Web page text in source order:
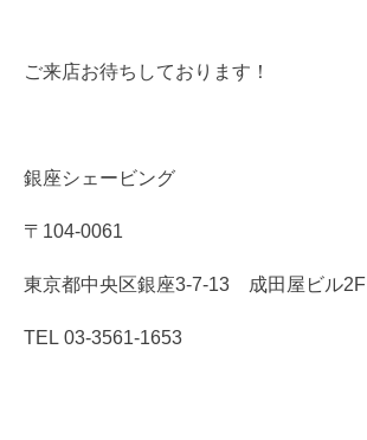
ご来店お待ちしております！
銀座シェービング
〒104-0061
東京都中央区銀座3-7-13 成田屋ビル2F
TEL 03-3561-1653